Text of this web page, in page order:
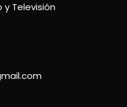
Televisión